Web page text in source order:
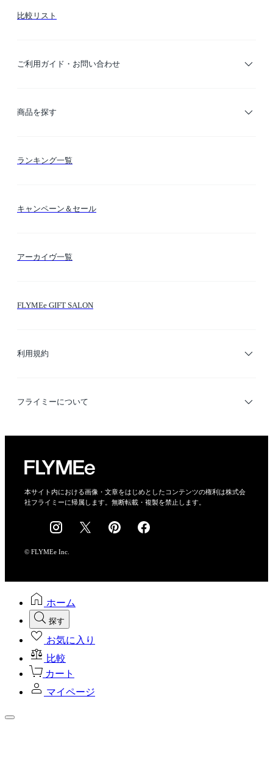
比較リスト
ご利用ガイド・お問い合わせ
ご利用ガイド
商品を探す
カテゴリー検索
ランキング一覧
キャンペーン＆セール
アーカイヴ一覧
FLYMEe GIFT SALON
利用規約
利用規約
フライミーについて
会社概要
採用情報
本サイト内における画像・文章をはじめとしたコンテンツの権利は株式会
社フライミーに帰属します。無断転載・複製を禁止します。
© FLYMEe Inc.
ホーム
探す
お気に入り
比較
カート
マイページ